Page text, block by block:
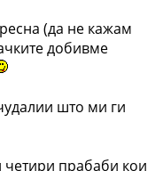
(да не кажам
добивме
што ми ги
четири прабаби кои